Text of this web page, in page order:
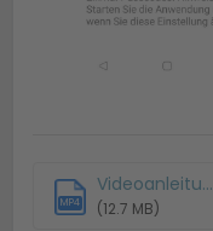
MP4
Videoanleitu...
(12.7 MB)